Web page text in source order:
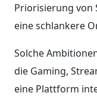
Priorisierung von
eine schlankere
Solche
die Gaming,
eine Plattform